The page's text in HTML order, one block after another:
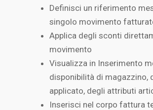
Definisci un riferimento
singolo movimento
Applica degli sconti
movimento
Visualizza in Inserimento
disponibilità di magazzino,
applicato, degli attributi
Inserisci nel corpo fattura